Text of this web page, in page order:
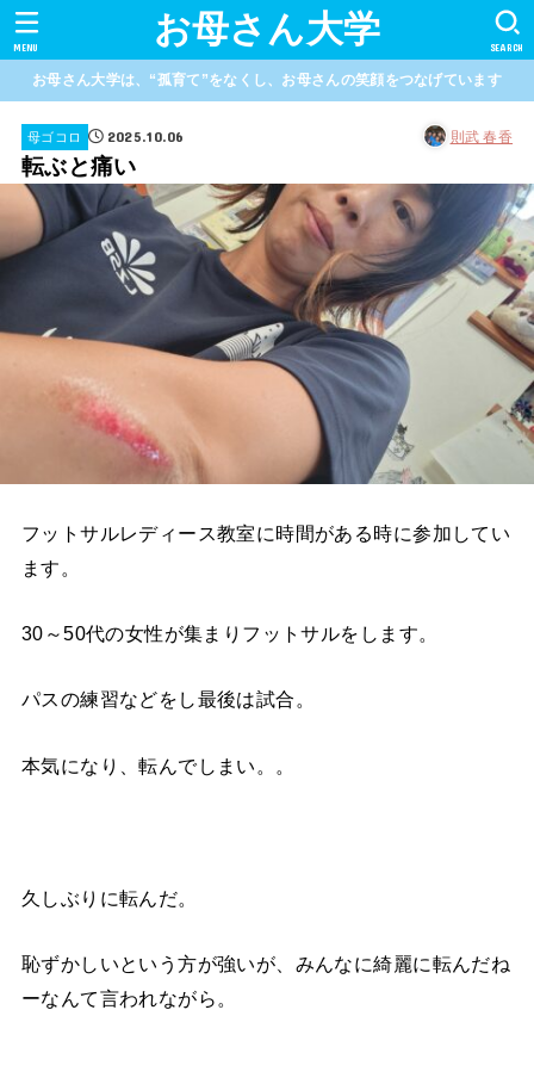
お母さん大学 SEARCH
MENU
お母さん大学は、“孤育て”をなくし、お母さんの笑顔をつなげています
母ゴコロ 2025.10.06 則武 春香
転ぶと痛い
フットサルレディース教室に時間がある時に参加してい
ます。
30～50代の女性が集まりフットサルをします。
パスの練習などをし最後は試合。
本気になり、転んでしまい。。
久しぶりに転んだ。
恥ずかしいという方が強いが、みんなに綺麗に転んだね
ーなんて言われながら。